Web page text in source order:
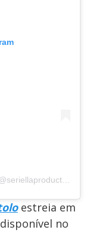
A post shared by 🎬 Seriella Productions (@seriellaproductions)
estreia em
no